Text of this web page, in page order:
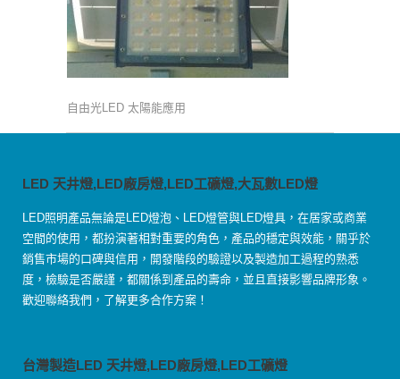
自由光LED 太陽能應用
LED 天井燈,LED廠房燈,LED工礦燈,大瓦數LED燈
LED照明產品無論是LED燈泡、LED燈管與LED燈具，在居家或商業
空間的使用，都扮演著相對重要的角色，產品的穩定與效能，關乎於
銷售市場的口碑與信用，開發階段的驗證以及製造加工過程的熟悉
度，檢驗是否嚴謹，都關係到產品的壽命，並且直接影響品牌形象。
歡迎聯絡我們，了解更多合作方案！
台灣製造LED 天井燈,LED廠房燈,LED工礦燈